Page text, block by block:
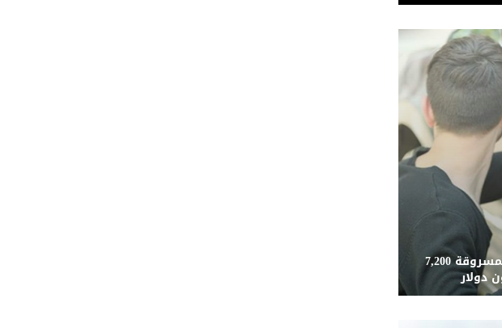
رقم قياسي في أعداد السيارات المسروقة 7,200